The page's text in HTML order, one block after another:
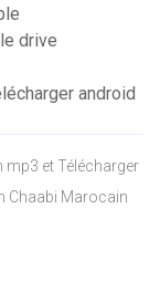
drive
android
et Télécharger
Chaabi Marocain